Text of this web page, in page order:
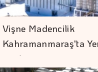
Vişne Madencilik
Kahramanmaraş'ta
Ocak…